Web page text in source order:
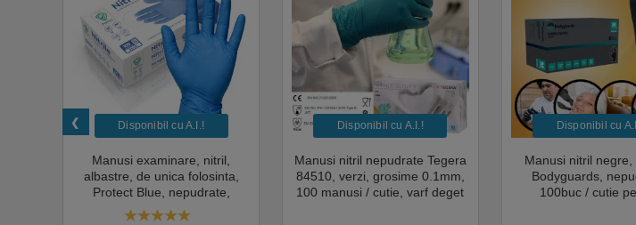
Disponibil cu A.I.​!
Manusi examinare, nitril,
albastre, de unica folosinta,
Protect Blue, nepudrate,
100buc / cutie pentru medical,
Disponibil cu A.I.​!
Manusi nitril nepudrate Tegera
84510, verzi, grosime 0.1mm,
100 manusi / cutie, varf deget
Disponibil cu
Manusi nitril negre,
Bodyguards,
100buc / cutie